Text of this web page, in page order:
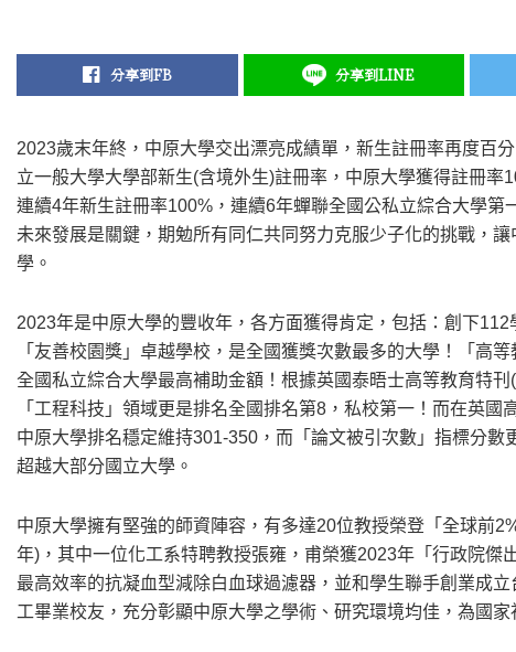
分享到FB 分享到LINE
2023歲末年終，中原大學交出漂亮成績單，新生註冊率再度百
立一般大學大學部新生(含境外生)註冊率，中原大學獲得註冊
連續4年新生註冊率100%，連續6年蟬聯全國公私立綜合大學第
未來發展是關鍵，期勉所有同仁共同努力克服少子化的挑戰，
學。
2023年是中原大學的豐收年，各方面獲得肯定，包括：創下
「友善校園獎」卓越學校，是全國獲獎次數最多的大學！「高
全國私立綜合大學最高補助金額！根據英國泰晤士高等教育特
「工程科技」領域更是排名全國排名第8，私校第一！而在英
中原大學排名穩定維持301-350，而「論文被引次數」指標分
超越大部分國立大學。
中原大學擁有堅強的師資陣容，有多達20位教授榮登「全球前
年)，其中一位化工系特聘教授張雍，甫榮獲2023年「行政院
最高效率的抗凝血型減除白血球過濾器，並和學生聯手創業成
工畢業校友，充分彰顯中原大學之學術、研究環境均佳，為國家